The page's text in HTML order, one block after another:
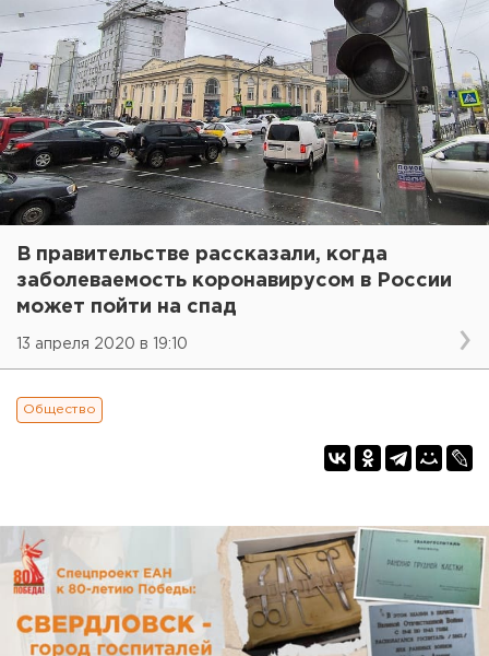
В правительстве рассказали, когда
заболеваемость коронавирусом в России
может пойти на спад
13 апреля 2020 в 19:10
Общество